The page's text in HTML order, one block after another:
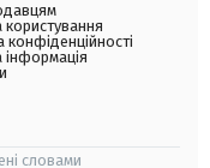
конфіденційності
інформація
словами